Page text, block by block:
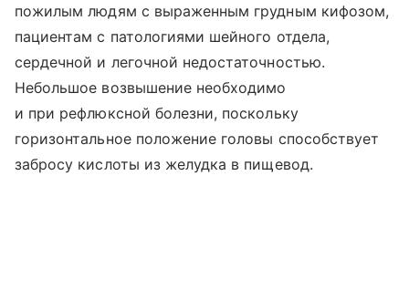
пожилым людям с выраженным грудным кифозом,
пациентам с патологиями шейного отдела,
сердечной и легочной недостаточностью.
Небольшое возвышение необходимо
и при рефлюксной болезни, поскольку
горизонтальное положение головы способствует
забросу кислоты из желудка в пищевод.